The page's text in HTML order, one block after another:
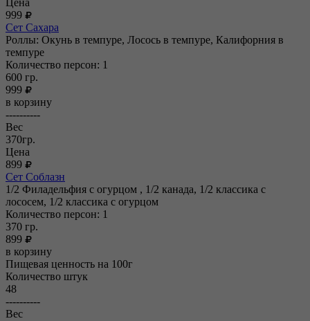
999
Сет Сахара
Роллы: Окунь в темпуре, Лосось в темпуре, Калифорния в
темпуре
Количество персон: 1
600 гр.
999
в корзину
----------
Вес
370гр.
Цена
899
Сет Соблазн
1/2 Филадельфия с огурцом , 1/2 канада, 1/2 классика с
лососем, 1/2 классика с огурцом
Количество персон: 1
370 гр.
899
в корзину
Пищевая ценность на 100г
Количество штук
48
----------
Вес